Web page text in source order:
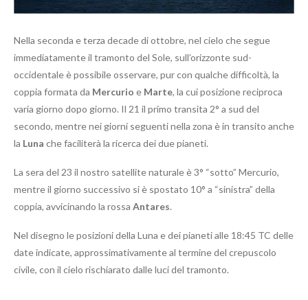
Nella seconda e terza decade di ottobre, nel cielo che segue
immediatamente il tramonto del Sole, sull’orizzonte sud-
occidentale è possibile osservare, pur con qualche difficoltà, la
coppia formata da Mercurio e Marte, la cui posizione reciproca
varia giorno dopo giorno. Il 21 il primo transita 2° a sud del
secondo, mentre nei giorni seguenti nella zona è in transito anche
la Luna che faciliterà la ricerca dei due pianeti.
La sera del 23 il nostro satellite naturale è 3° “sotto” Mercurio,
mentre il giorno successivo si è spostato 10° a “sinistra” della
coppia, avvicinando la rossa Antares.
Nel disegno le posizioni della Luna e dei pianeti alle 18:45 TC delle
date indicate, approssimativamente al termine del crepuscolo
civile, con il cielo rischiarato dalle luci del tramonto.